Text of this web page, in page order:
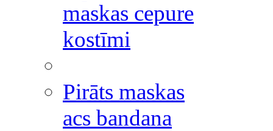
maskas cepure
kostīmi
Pirāts maskas
acs bandana